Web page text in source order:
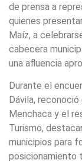
de prensa a
quienes
Maíz, a
cabecera
una afluencia
Durante el
Dávila,
Menchaca y el
Turismo,
municipios para
posicionamiento